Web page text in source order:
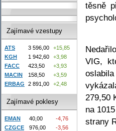
těsně
VIG,
279,50
na
strany
Zajímavé vzestupy
ATS 3 596,00
+15,85
KGH
1 942,60
+3,98
FACC
423,50
+3,93
MACIN
158,50
+3,59
ERBAG
2 891,00 +2,48
Zajímavé poklesy
EMAN 40,00
-4,76
CZGCE
976,00
-3,56